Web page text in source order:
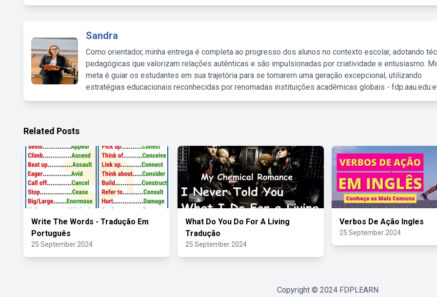
Sandra
Como orientador, minha entrega é completa ao progresso dos alunos no contexto escolar, adotando
pedagógicas que valorizam relações autênticas e são impulsionadas por criatividade e entusiasmo.
meta é guiar os estudantes em sua trajetória para se tornarem uma geração excepcional, utilizando
estratégias educacionais reconhecidas por renomadas instituições acadêmicas globais -
Related Posts
Write The Words - Tradução Em
Português
25 September 2024
What Do You Do For A Living
Tradução
25 September 2024
Verbos De Ação Ingles
25 September 2024
Copyright © 2024 FDPLEARN